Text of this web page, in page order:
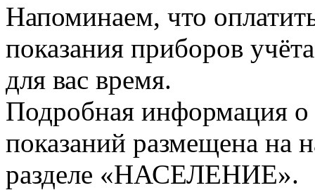
Напоминаем, что
показания приборов
для вас время.
Подробная информация о
показаний размещена на
разделе «НАСЕЛЕНИЕ».